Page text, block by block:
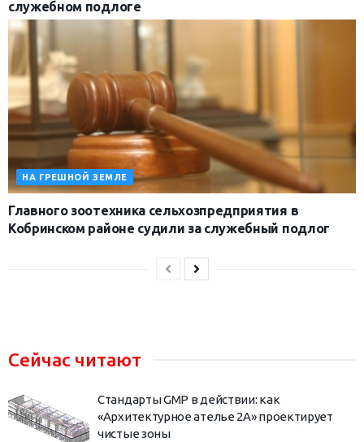
служебном подлоге
НА ГРЕШНОЙ ЗЕМЛЕ
Главного зоотехника сельхозпредприятия в
Кобринском районе судили за служебный подлог
Сейчас читают
Стандарты GMP в действии: как
«Архитектурное ателье 2А» проектирует
чистые зоны